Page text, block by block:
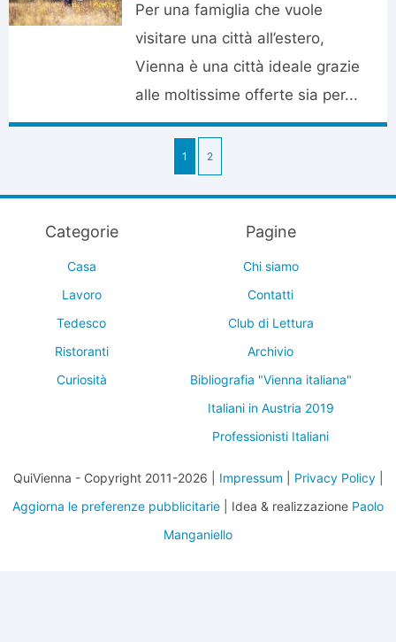
Per una famiglia che vuole
visitare una città all’estero,
Vienna è una città ideale grazie
alle moltissime offerte sia per...
1 2
Categorie
Casa
Lavoro
Tedesco
Ristoranti
Curiosità
Pagine
Chi siamo
Contatti
Club di Lettura
Archivio
Bibliografia "Vienna italiana"
Italiani in Austria 2019
Professionisti Italiani
QuiVienna - Copyright 2011-2026 | Impressum Privacy Policy|
Aggiorna le preferenze pubblicitarie | Idea & realizzazione Paolo
Manganiello